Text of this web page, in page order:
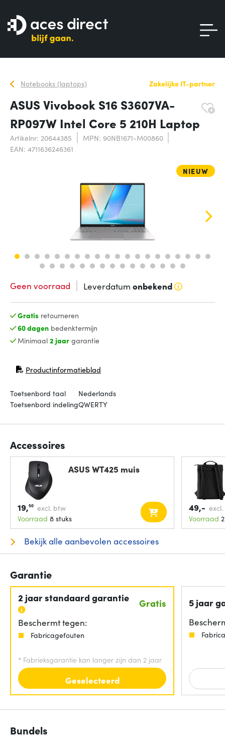
Notebooks (laptops) Zakelijke IT-partner
ASUS Vivobook S16 S3607VA-
RP097W Intel Core 5 210H Laptop
Artikelnr: 20644385
MPN: 90NB1671-M00860
EAN: 4711636246361
NIEUW
Geen voorraad Leverdatum onbekend
Gratis retourneren
60 dagenbedenktermijn
Minimaal 2 jaargarantie
Productinformatieblad
(opent in nieuw venster)
Toetsenbord taal
Nederlands
Toetsenbord indelingQWERTY
Accessoires
ASUS WT425 muis
19,50 excl. btw
Voorraad 8 stuks
49,-
Voorraad
Bekijk alle aanbevolen accessoires
Garantie
2 jaar standaard garantie Gratis
Beschermt tegen:
Fabricagefouten
* Fabrieksgarantie kan langer zijn dan 2 jaar
Geselecteerd
5 jaar
Bundels